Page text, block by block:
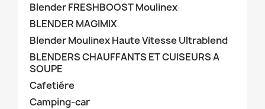
Blender FRESHBOOST Moulinex
BLENDER MAGIMIX
Blender Moulinex Haute Vitesse Ultrablend
BLENDERS CHAUFFANTS ET CUISEURS A
SOUPE
Cafetiére
Camping-car